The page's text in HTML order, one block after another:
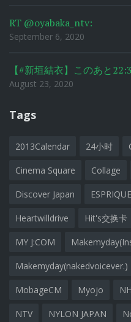
RT @oyabaka_ntv:
September 6, 2020
【#新垣結衣】このあと
August 23, 2020
Tags
2013Calendar 24小时
Cinema Square Collage
Discover Japan ESPRIQUE
Heartwilldrive Hit's交换卡
MY J:COM
Makemyday(nakedvoicever.)
MobageCM Myojo
NTV NYLON JAPAN